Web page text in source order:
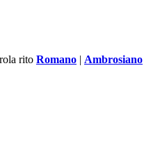
rito Romano | Ambrosiano